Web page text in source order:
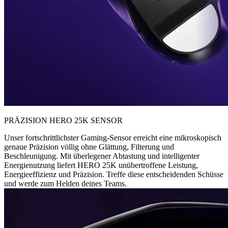
PRÄZISION HERO 25K SENSOR
Unser fortschrittlichster Gaming-Sensor erreicht eine mikroskopisch
genaue Präzision völlig ohne Glättung, Filterung und
Beschleunigung. Mit überlegener Abtastung und intelligenter
Energienutzung liefert HERO 25K unübertroffene Leistung,
Energieeffizienz und Präzision. Treffe diese entscheidenden Schüsse
und werde zum Helden deines Teams.